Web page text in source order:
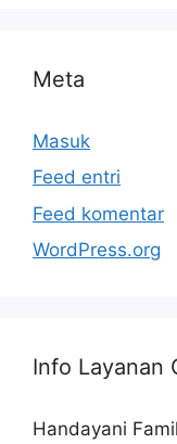
Meta
Masuk
Feed entri
Feed komentar
WordPress.org
Info Layanan
Handayani